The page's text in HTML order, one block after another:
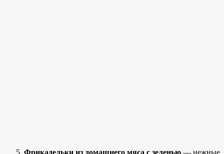
Фрикадельки из домашнего мяса с зеленью — нежные